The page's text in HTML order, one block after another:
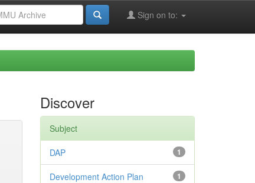
Sign on to:
Discover
Subject
1
DAP
1
Development Action Plan